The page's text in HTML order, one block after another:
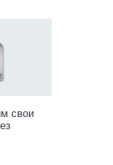
свои